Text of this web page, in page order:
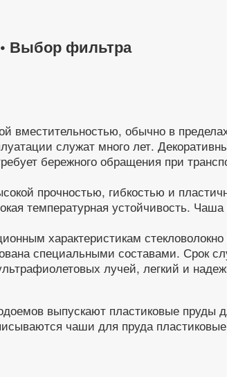
Выбор фильтра
вместительностью, обычно в
служат много лет.
бережного обращения при
прочностью, гибкостью и
температурная устойчивость.
характеристикам
специальными составами. Срок
лучей, легкий и
выпускают пластиковые пруды
чаши для пруда